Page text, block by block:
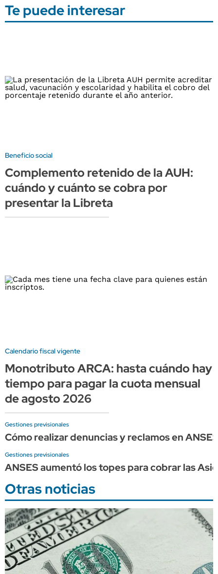
Te puede interesar
Beneficio social
Complemento retenido de la AUH:
cuándo y cuánto se cobra por
presentar la Libreta
Calendario fiscal vigente
Monotributo ARCA: hasta cuándo hay
tiempo para pagar la cuota mensual
de agosto 2026
Gestiones previsionales
Cómo realizar denuncias y reclamos en
Gestiones previsionales
ANSES aumentó los topes para cobrar las
Otras noticias